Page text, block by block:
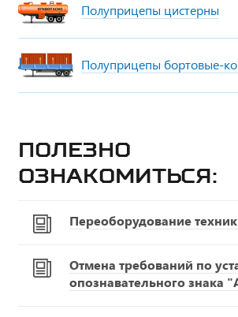
Полуприцепы цистерны
Полуприцепы бортовые-
Полезно
ознакомиться:
Переоборудование
Отмена требований по
опознавательного знака